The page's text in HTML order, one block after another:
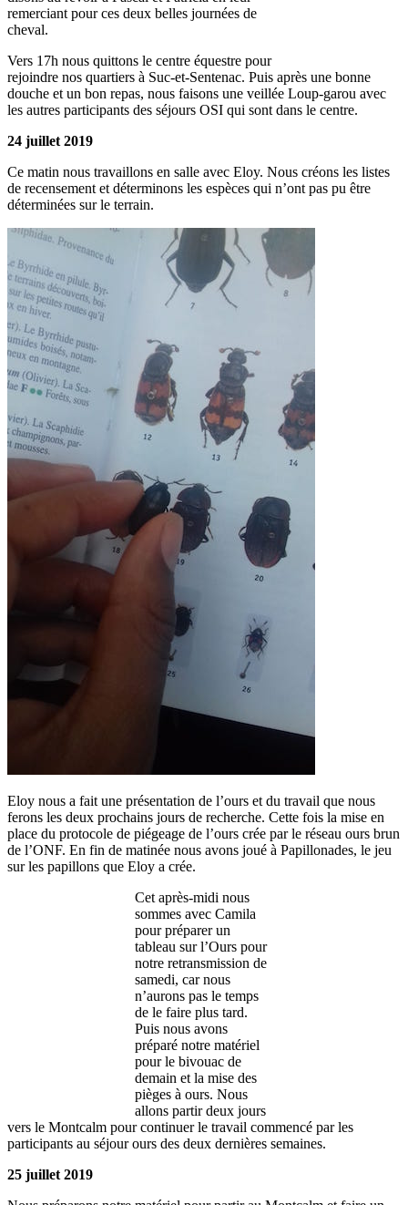
remerciant pour ces deux belles journées de
cheval.
Vers 17h nous quittons le centre équestre pour
rejoindre nos quartiers à Suc-et-Sentenac. Puis après une bonne
douche et un bon repas, nous faisons une veillée Loup-garou avec
les autres participants des séjours OSI qui sont dans le centre.
24 juillet 2019
Ce matin nous travaillons en salle avec Eloy. Nous créons les listes
de recensement et déterminons les espèces qui n’ont pas pu être
déterminées sur le terrain.
Eloy nous a fait une présentation de l’ours et du travail que nous
ferons les deux prochains jours de recherche. Cette fois la mise en
place du protocole de piégeage de l’ours crée par le réseau ours brun
de l’ONF. En fin de matinée nous avons joué à Papillonades, le jeu
sur les papillons que Eloy a crée.
Cet après-midi nous
sommes avec Camila
pour préparer un
tableau sur l’Ours pour
notre retransmission de
samedi, car nous
n’aurons pas le temps
de le faire plus tard.
Puis nous avons
préparé notre matériel
pour le bivouac de
demain et la mise des
pièges à ours. Nous
allons partir deux jours
vers le Montcalm pour continuer le travail commencé par les
participants au séjour ours des deux dernières semaines.
25 juillet 2019